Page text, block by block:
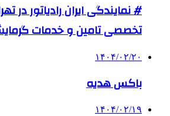
# نمایندگی ایران رادیاتور در
تخصصی تامین و خدمات
۱۴۰۴/۰۲/۲۰
باکس هدیه
۱۴۰۴/۰۲/۱۹